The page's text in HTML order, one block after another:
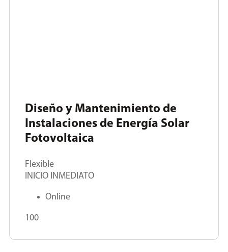
Diseño y Mantenimiento de
Instalaciones de Energía Solar
Fotovoltaica
Flexible
INICIO INMEDIATO
Online
100